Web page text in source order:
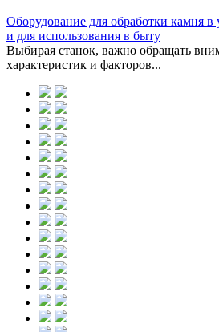
Оборудование для обработки камня в
и для использования в быту
Выбирая станок, важно обращать
характеристик и факторов...